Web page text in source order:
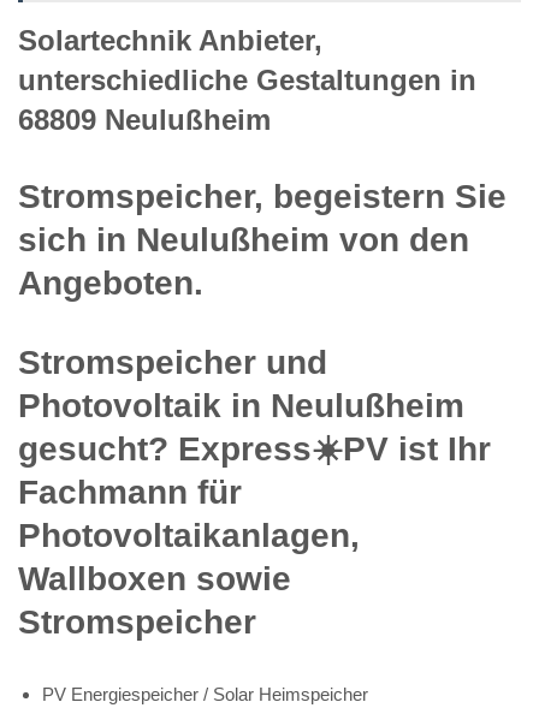
Solartechnik Anbieter,
unterschiedliche Gestaltungen in
68809 Neulußheim
Stromspeicher, begeistern Sie
sich in Neulußheim von den
Angeboten.
Stromspeicher und
Photovoltaik in Neulußheim
gesucht? Express☀️PV️ ist Ihr
Fachmann für
Photovoltaikanlagen,
Wallboxen sowie
Stromspeicher
PV Energiespeicher / Solar Heimspeicher